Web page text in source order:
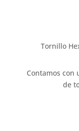
Tornillo
Contamos con
de